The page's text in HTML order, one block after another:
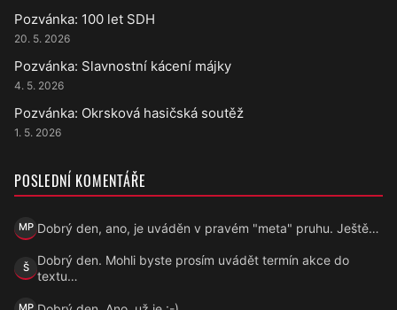
Pozvánka: 100 let SDH
20. 5. 2026
Pozvánka: Slavnostní kácení májky
4. 5. 2026
Pozvánka: Okrsková hasičská soutěž
1. 5. 2026
POSLEDNÍ KOMENTÁŘE
MPMarek Přecechtěl
Dobrý den, ano, je uváděn v pravém "meta" pruhu. Ještě…
ŠŠárka
Dobrý den. Mohli byste prosím uvádět termín akce do
textu…